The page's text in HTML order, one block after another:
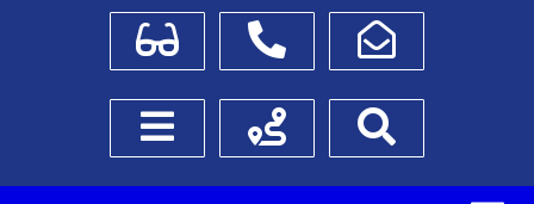
Для слабовидящихТелефоныНаписать обращение
Боковое менюСхема проезда